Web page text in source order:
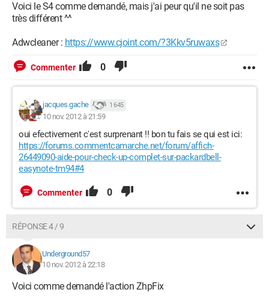
Voici le S4 comme demandé, mais j'ai peur qu'il ne soit pas
très différent ^^
Adwcleaner : https://www.cjoint.com/?3Kkv5ruwaxs
Commenter 0
jacques.gache 1 645
10 nov. 2012 à 21:59
oui efectivement c'est surprenant !! bon tu fais se qui est ici:
https://forums.commentcamarche.net/forum/affich-
26449090-aide-pour-check-up-complet-sur-packardbell-
easynote-tm94#4
Commenter 0
RÉPONSE 4 / 9
Underground57
10 nov. 2012 à 22:18
Voici comme demandé l'action ZhpFix